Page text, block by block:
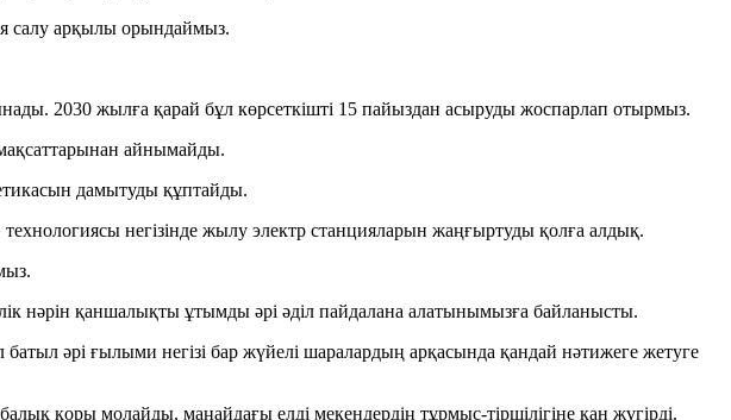
салу арқылы орындаймыз.
2030 жылға қарай бұл көрсеткішті 15 пайыздан асыруды жоспарлап отырмыз.
мақсаттарынан айнымайды.
дамытуды құптайды.
негізінде жылу электр станцияларын жаңғыртуды қолға алдық.
нәрін қаншалықты ұтымды әрі әділ пайдалана алатынымызға байланысты.
әрі ғылыми негізі бар жүйелі шаралардың арқасында қандай нәтижеге жетуге
қоры молайды, маңайдағы елді мекендердің тұрмыс-тіршілігіне қан жүгірді.